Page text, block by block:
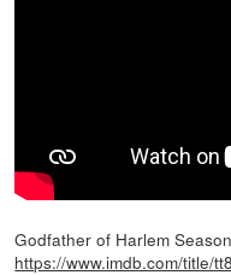
Godfather of Harlem
https://www.imdb.com/title/